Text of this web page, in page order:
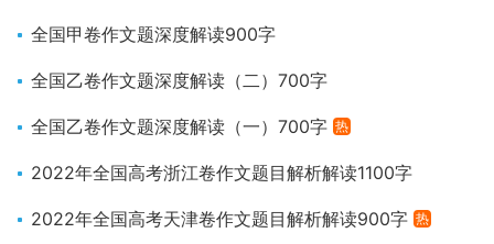
全国甲卷作文题深度解读900字
全国乙卷作文题深度解读（二）700字
全国乙卷作文题深度解读（一）700字 热
2022年全国高考浙江卷作文题目解析解读1100字
2022年全国高考天津卷作文题目解析解读900字 热